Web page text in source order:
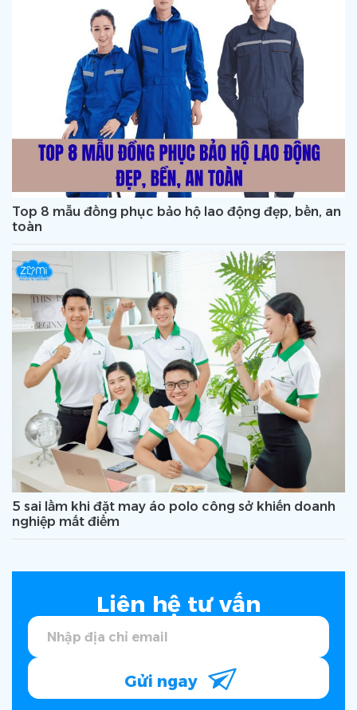
Top 8 mẫu đồng phục bảo hộ lao động đẹp, bền, an
toàn
5 sai lầm khi đặt may áo polo công sở khiến doanh
nghiệp mất điểm
Liên hệ tư vấn
Gửi ngay